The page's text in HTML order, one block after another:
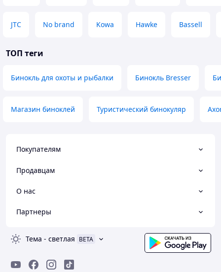
JTC No brand Kowa Hawke Bassell
ТОП теги
Бинокль для охоты и рыбалки Бинокль Bresser
Магазин биноклей Туристический бинокуляр
Покупателям
Продавцам
О нас
Партнеры
Тема - светлая BETA